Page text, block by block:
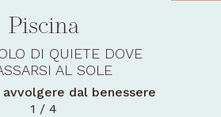
Piscina
DI QUIETE DOVE
AL SOLE
dal benessere
1 / 4